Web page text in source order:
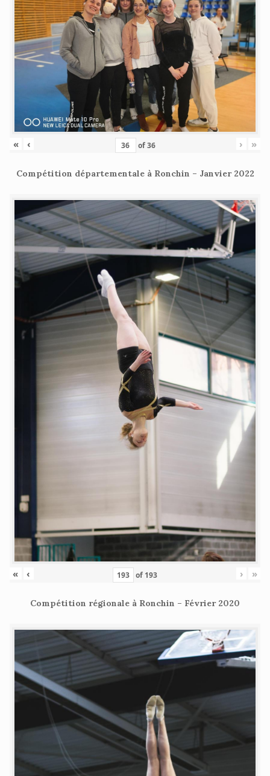
« ‹ of36 › »
Compétition départementale à Ronchin – Janvier 2022
« ‹ of 193 › »
Compétition régionale à Ronchin – Février 2020